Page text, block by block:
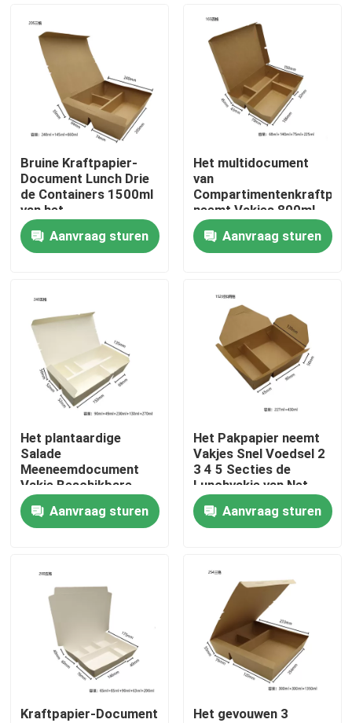
Producten
VR-show
Fabrieksrondleiding
Kwaliteitscontrole
Nieuws
Gevallen
Plastic Beschikbare Kop
Bruine Kraftpapier-
Document Lunch Drie
de Containers 1500ml
van het
Compartimentenvoedsel
Aanvraag sturen
Het multidocument
van
neemt Vakjes 800ml
neemt uit
Maaltijdvakje
Aanvraag sturen
Het plantaardige
Salade
Meeneemdocument
Vakje Beschikbare
Document van
Kraftpapier
Aanvraag sturen
Het Pakpapier neemt
Vakjes Snel Voedsel 2
3 4 5 Secties de
Lunchvakje van Net
Beschikbaar
Kraftpapier
Aanvraag sturen
Kraftpapier-Document
Het gevouwen 3